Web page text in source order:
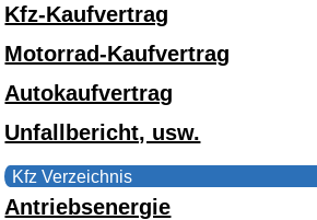
Kfz-Kaufvertrag
Motorrad-Kaufvertrag
Autokaufvertrag
Unfallbericht, usw.
Kfz Verzeichnis
Antriebsenergie